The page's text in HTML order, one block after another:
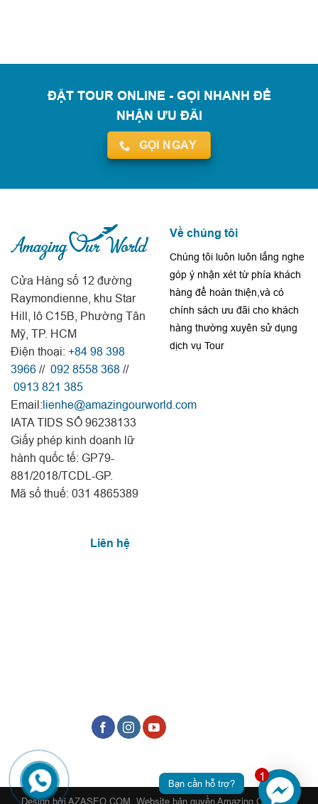
ĐẶT TOUR ONLINE - GỌI NHANH ĐỂ
NHẬN ƯU ĐÃI
GỌI NGAY
Cửa Hàng số 12 đường
Raymondienne, khu Star
Hill, lô C15B, Phường Tân
Mỹ, TP. HCM
Điện thoại: +84 98 398
3966 // 092 8558 368 //
0913 821 385
Email: lienhe@amazingourworld.com
IATA TIDS SỐ 96238133
Giấy phép kinh doanh lữ
hành quốc tế: GP79-
881/2018/TCDL-GP.
Mã số thuế: 031 4865389
Về chúng tôi
Chúng tôi luôn luôn lắng nghe
góp ý nhận xét từ phía khách
hàng để hoàn thiện,và có
chính sách ưu đãi cho khách
hàng thường xuyên sử dụng
dịch vụ Tour
Liên hệ
Design bởi AZASEO.COM. Website bản quyền Amazing Our World
1
Bạn cần hỗ trợ?